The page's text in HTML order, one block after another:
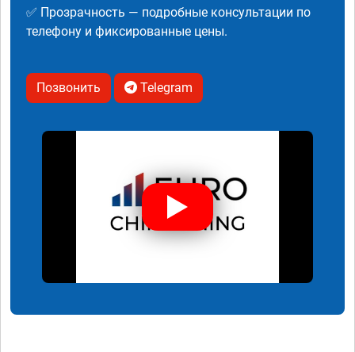
✅ Прозрачность — подробные консультации по
телефону и фиксированные цены.
Позвонить Telegram